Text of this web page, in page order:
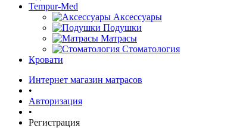
Tempur-Med
Аксессуары
Подушки
Матрасы
Стоматология
Кровати
Интернет магазин матрасов
•
Авторизация
•
Регистрация